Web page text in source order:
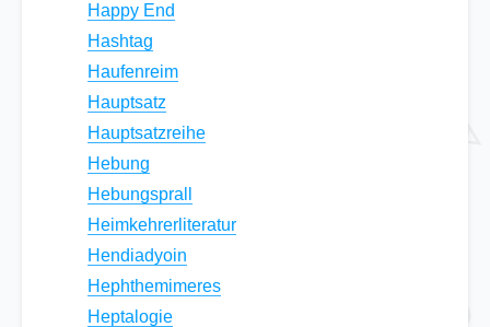
Happy End
Hashtag
Haufenreim
Hauptsatz
Hauptsatzreihe
Hebung
Hebungsprall
Heimkehrerliteratur
Hendiadyoin
Hephthemimeres
Heptalogie